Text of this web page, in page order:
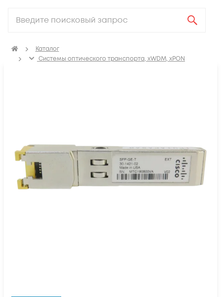
Каталог
Системы оптического транспорта, xWDM, xPON